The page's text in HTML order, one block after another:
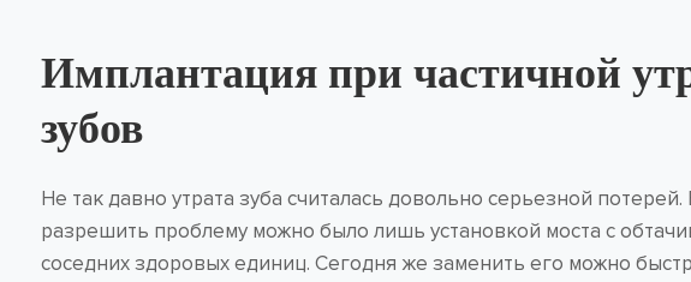
Имплантация при частичной
зубов
Не так давно утрата зуба считалась довольно серьезной потерей.
разрешить проблему можно было лишь установкой моста с
соседних здоровых единиц. Сегодня же заменить его можно